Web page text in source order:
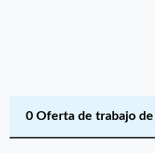
0 Oferta de trabajo de